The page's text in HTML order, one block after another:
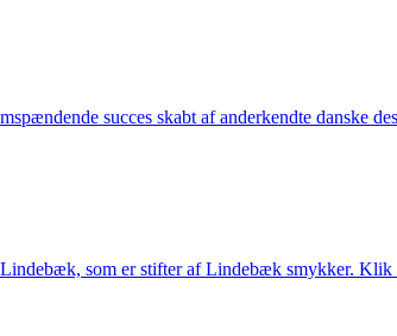
succes skabt af anderkendte danske
som er stifter af Lindebæk smykker. Klik